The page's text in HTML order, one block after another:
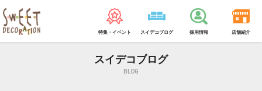
特集・イベント スイデコブログ 採用情報 店舗紹介
スイデコブログ
BLOG